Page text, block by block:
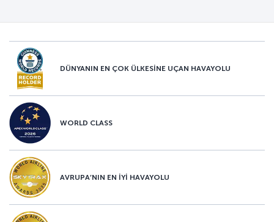
DÜNYANIN EN ÇOK ÜLKESİNE UÇAN HAVAYOLU
WORLD CLASS
AVRUPA’NIN EN İYİ HAVAYOLU